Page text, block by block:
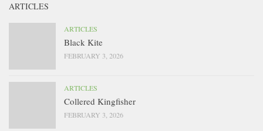
ARTICLES
ARTICLES
Black Kite
FEBRUARY 3, 2026
ARTICLES
Collered Kingfisher
FEBRUARY 3, 2026